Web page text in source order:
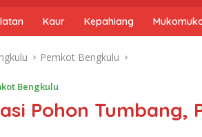
Kaur Kepahiang
Pemkot Bengkulu
Bengkulu
Pohon Tumbang,